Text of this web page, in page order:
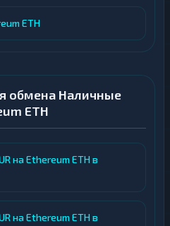
ETH
обмена Наличные
ETH
на Ethereum ETH в
на Ethereum ETH в